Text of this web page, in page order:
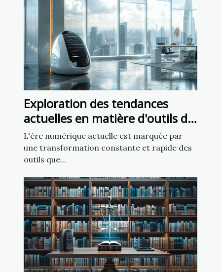
Exploration des tendances
actuelles en matière d'outils de
création de sites web
L'ère numérique actuelle est marquée par
une transformation constante et rapide des
outils que...